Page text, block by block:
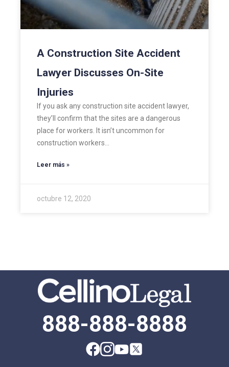
A Construction Site Accident
Lawyer Discusses On-Site
Injuries
If you ask any construction site accident lawyer,
they’ll confirm that the sites are a dangerous
place for workers. It isn’t uncommon for
construction workers…
Leer más »
octubre 12, 2020
888-888-8888